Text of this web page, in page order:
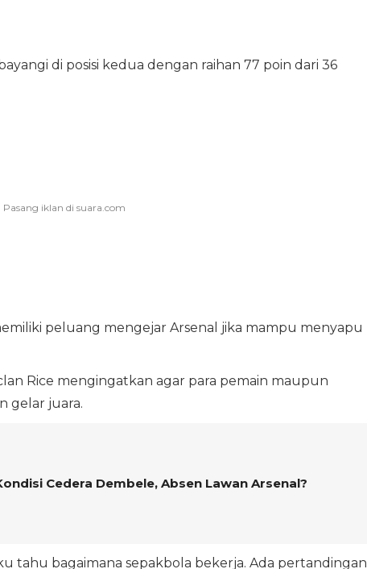
di posisi kedua dengan raihan 77 poin dari 36
peluang mengejar Arsenal jika mampu menyapu
Rice mengingatkan agar para pemain maupun
gelar juara.
Cedera Dembele, Absen Lawan Arsenal?
tahu bagaimana sepakbola bekerja. Ada pertandingan